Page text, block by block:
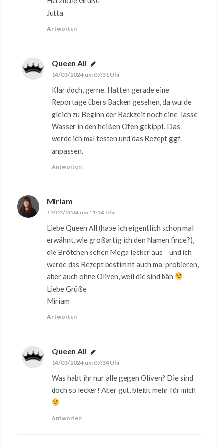
Jutta
Antworten
Queen All sagt:
14/03/2024 um 07:31 Uhr
Klar doch, gerne. Hatten gerade eine
Reportage übers Backen gesehen, da wurde
gleich zu Beginn der Backzeit noch eine Tasse
Wasser in den heißen Ofen gekippt. Das
werde ich mal testen und das Rezept ggf.
anpassen.
Antworten
Miriam
13/03/2024 um 11:24 Uhr
Liebe Queen All (habe ich eigentlich schon mal
erwähnt, wie großartig ich den Namen finde?),
die Brötchen sehen Mega lecker aus – und ich
werde das Rezept bestimmt auch mal probieren,
aber auch ohne Oliven, weil die sind bäh
Liebe Grüße
Miriam
Antworten
Queen All sagt:
14/03/2024 um 07:34 Uhr
Was habt ihr nur alle gegen Oliven? Die sind
doch so lecker! Aber gut, bleibt mehr für mich
Antworten